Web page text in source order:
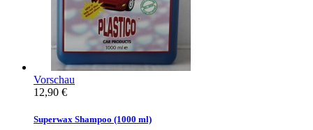
Vorschau
12,90 €
Superwax Shampoo (1000 ml)